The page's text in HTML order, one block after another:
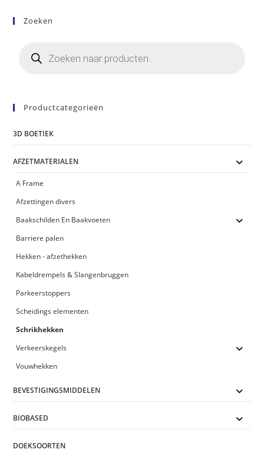
Zoeken
zoeken
Productcategorieën
3D BOETIEK
AFZETMATERIALEN
A Frame
Afzettingen divers
Baakschilden En Baakvoeten
Barriere palen
Hekken - afzethekken
Kabeldrempels & Slangenbruggen
Parkeerstoppers
Scheidings elementen
Schrikhekken
Verkeerskegels
Vouwhekken
BEVESTIGINGSMIDDELEN
BIOBASED
DOEKSOORTEN